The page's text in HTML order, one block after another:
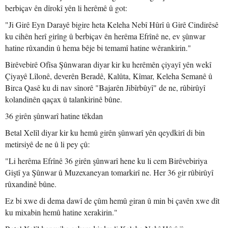
berbiçav ên dîrokî yên li herêmê û got:
"Ji Girê Eyn Darayê bigire heta Keleha Nebî Hûrî û Girê Cindirêsê
ku cihên herî girîng û berbiçav ên herêma Efrînê ne, ev şûnwar
hatine rûxandin û hema bêje bi temamî hatine wêrankirin."
Birêvebirê Ofîsa Şûnwaran diyar kir ku herêmên çiyayî yên wekî
Çiyayê Lîlonê, deverên Beradê, Kalûta, Kîmar, Keleha Semanê û
Birca Qasê ku di nav sînorê "Bajarên Jibîrbûyî" de ne, rûbirûyî
kolandinên qaçax û talankirinê bûne.
36 girên şûnwarî hatine têkdan
Betal Xelîl diyar kir ku hemû girên şûnwarî yên qeydkirî di bin
metirsiyê de ne û li pey çû:
"Li herêma Efrînê 36 girên şûnwarî hene ku li cem Birêvebiriya
Giştî ya Şûnwar û Muzexaneyan tomarkirî ne. Her 36 gir rûbirûyî
rûxandinê bûne.
Ez bi xwe di dema dawî de çûm hemû giran û min bi çavên xwe dît
ku mixabin hemû hatine xerakirin."